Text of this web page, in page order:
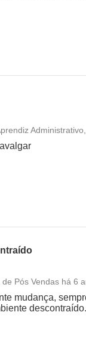
Pós Vendas há 6
mudança,
descontraído.